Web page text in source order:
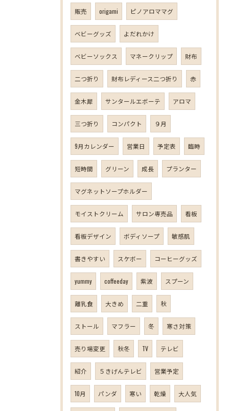
販売 origami ピノアロママグ
ベビーグッズ よだれかけ
ベビーソックス マネークリップ 財布
二つ折り 財布レディース二つ折り 赤
金木犀 サンタールエボーテ アロマ
三つ折り コンパクト ９月
9月カレンダー 営業日 予定表 臨時
短時間 グリーン 成長 プランター
マグネットソープホルダー
モイストクリーム サロン専売品 看板
看板デザイン ボディソープ 敏感肌
書きやすい スケボー コーヒーグッズ
yummy coffeeday 紫波 スプーン
離乳食 大きめ 二重 秋
ストール マフラー 冬 寒さ対策
売り場変更 秋冬 TV テレビ
紹介 ５きげんテレビ 営業予定
10月 パンダ 寒い 乾燥 大人気